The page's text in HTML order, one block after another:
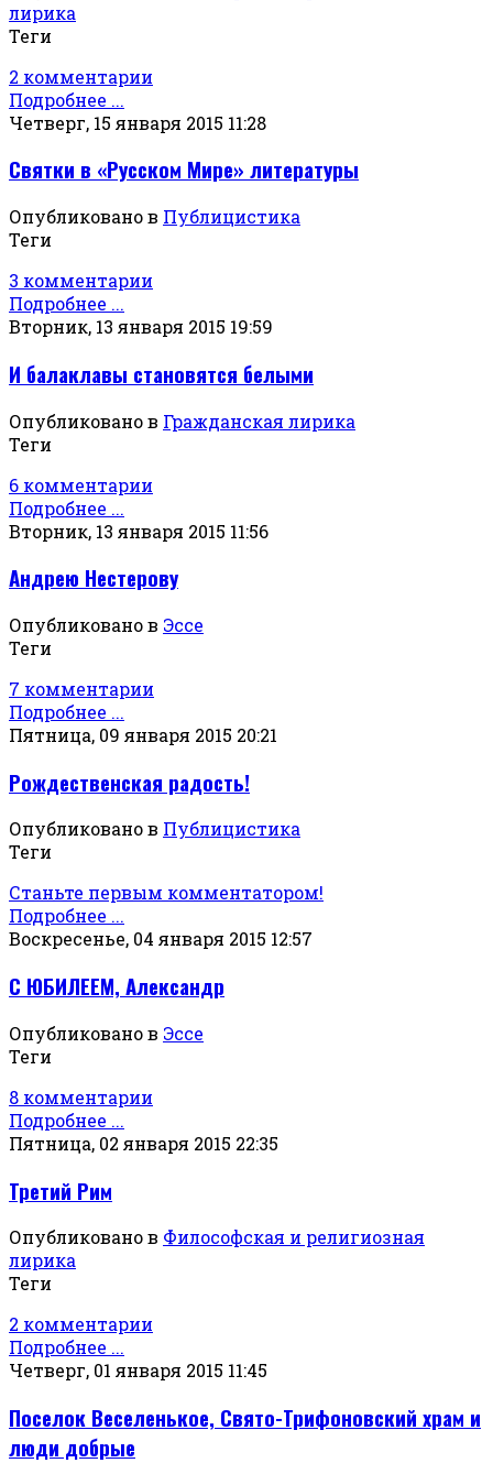
лирика
Теги
2 комментарии
Подробнее ...
Четверг, 15 января 2015 11:28
Святки в «Русском Мире» литературы
Опубликовано в Публицистика
Теги
3 комментарии
Подробнее ...
Вторник, 13 января 2015 19:59
И балаклавы становятся белыми
Опубликовано в Гражданская лирика
Теги
6 комментарии
Подробнее ...
Вторник, 13 января 2015 11:56
Андрею Нестерову
Опубликовано в Эссе
Теги
7 комментарии
Подробнее ...
Пятница, 09 января 2015 20:21
Рождественская радость!
Опубликовано в Публицистика
Теги
Станьте первым комментатором!
Подробнее ...
Воскресенье, 04 января 2015 12:57
С ЮБИЛЕЕМ, Александр
Опубликовано в Эссе
Теги
8 комментарии
Подробнее ...
Пятница, 02 января 2015 22:35
Третий Рим
Опубликовано в Философская и религиозная
лирика
Теги
2 комментарии
Подробнее ...
Четверг, 01 января 2015 11:45
Поселок Веселенькое, Свято-Трифоновский храм и
люди добрые